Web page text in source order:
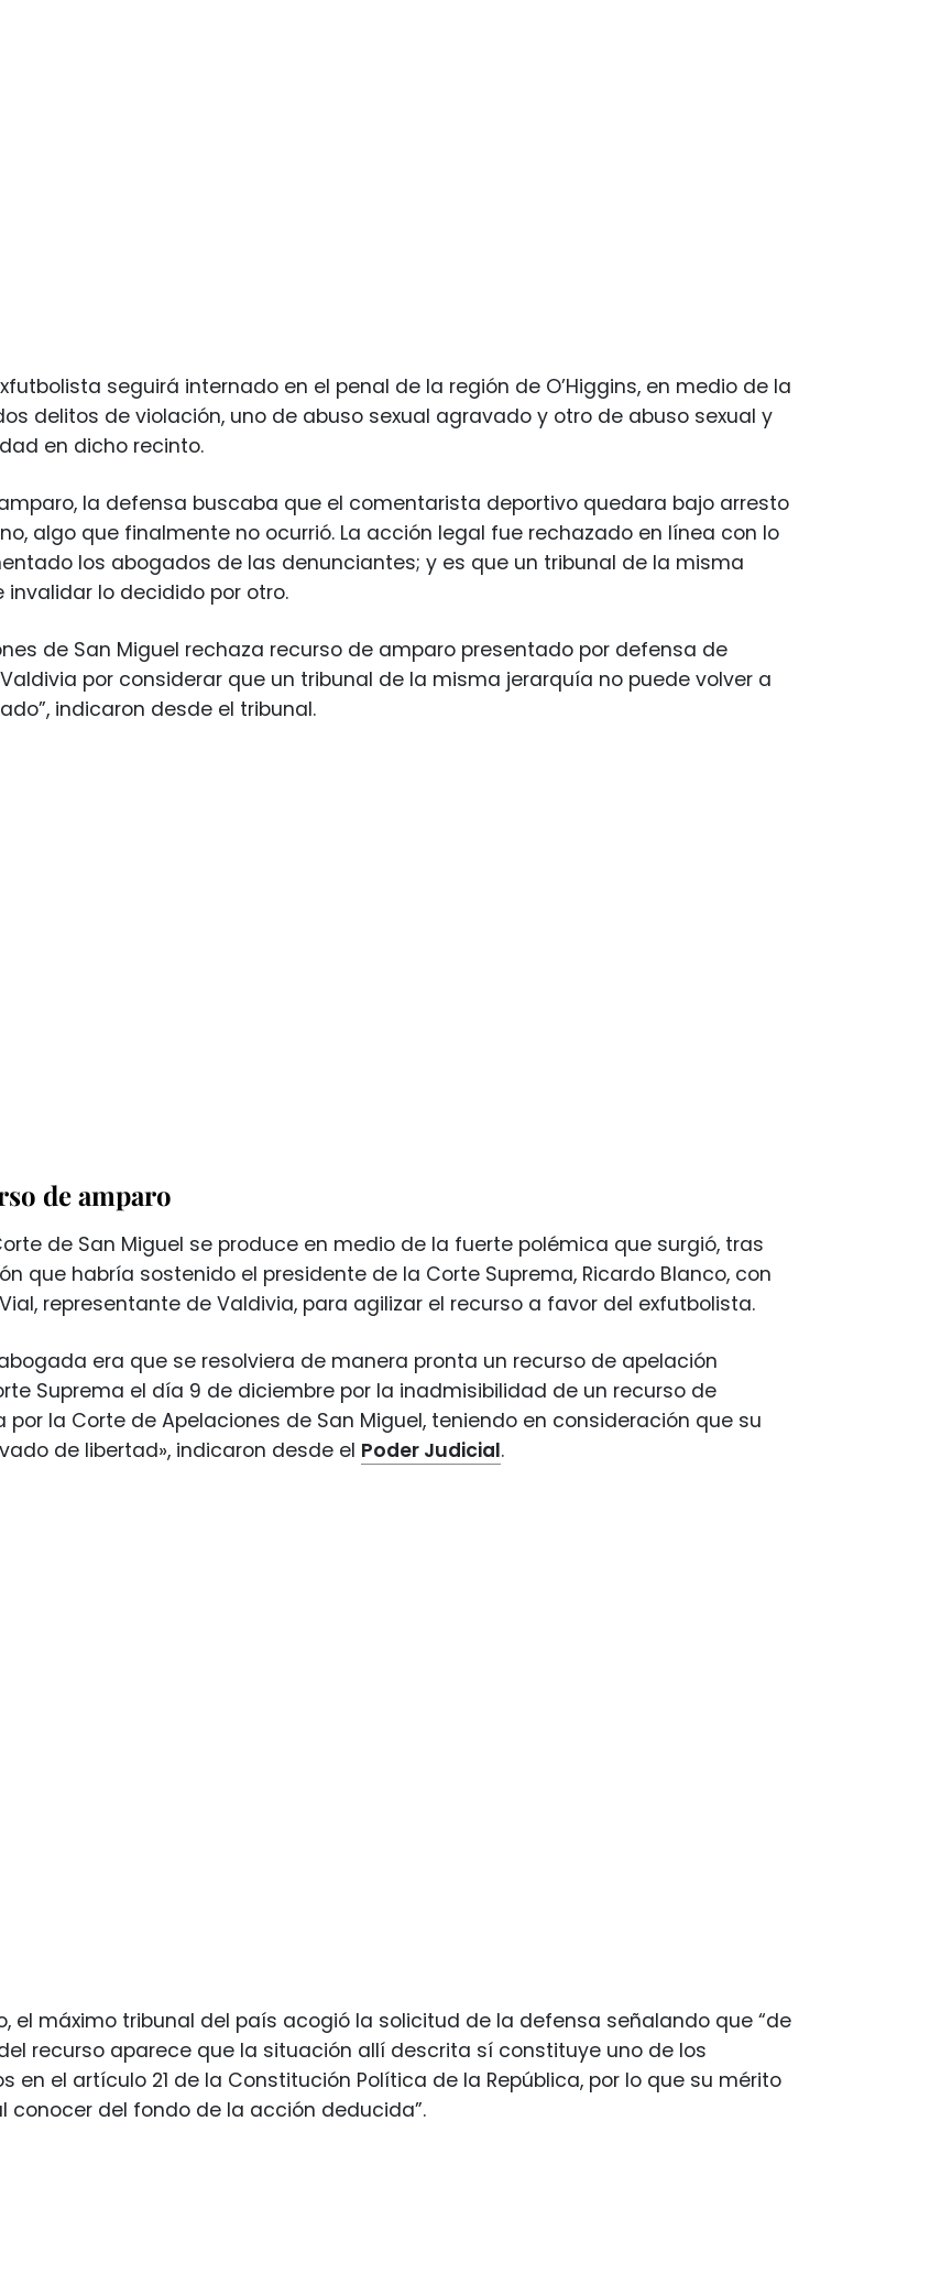
seguirá internado en el penal de la región de O’Higgins, en medio de la
delitos de violación, uno de abuso sexual agravado y otro de abuso sexual y
en dicho recinto.
la defensa buscaba que el comentarista deportivo quedara bajo arresto
algo que finalmente no ocurrió. La acción legal fue rechazado en línea con lo
los abogados de las denunciantes; y es que un tribunal de la misma
invalidar lo decidido por otro.
de San Miguel rechaza recurso de amparo presentado por defensa de
por considerar que un tribunal de la misma jerarquía no puede volver a
indicaron desde el tribunal.
de amparo
de San Miguel se produce en medio de la fuerte polémica que surgió, tras
que habría sostenido el presidente de la Corte Suprema, Ricardo Blanco, con
representante de Valdivia, para agilizar el recurso a favor del exfutbolista.
era que se resolviera de manera pronta un recurso de apelación
Suprema el día 9 de diciembre por la inadmisibilidad de un recurso de
la Corte de Apelaciones de San Miguel, teniendo en consideración que su
de libertad», indicaron desde el Poder Judicial.
el máximo tribunal del país acogió la solicitud de la defensa señalando que “de
recurso aparece que la situación allí descrita sí constituye uno de los
en el artículo 21 de la Constitución Política de la República, por lo que su mérito
conocer del fondo de la acción deducida”.